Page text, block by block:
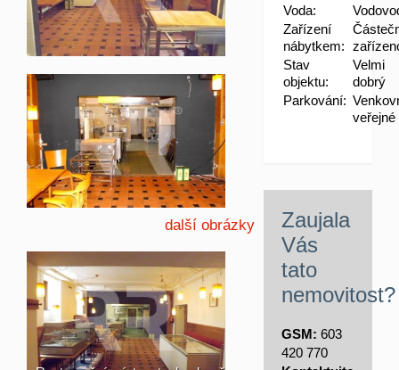
další obrázky
Voda:
Zařízení
nábytkem:
Stav
objektu:
Velmi
dobrý
Parkování:
veřejné
Zaujala
Vás
tato
nemovitost?
GSM: 603
420 770